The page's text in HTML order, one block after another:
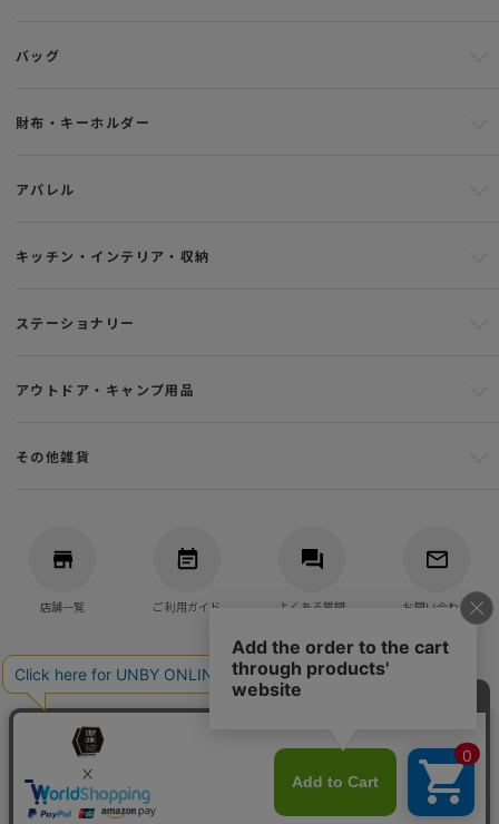
バッグ
財布・キーホルダー
アパレル
キッチン・インテリア・収納
ステーショナリー
アウトドア・キャンプ用品
その他雑貨
店舗一覧 ご利用ガイド よくある質問 お問い合わせ
バッグ・アウトドア・キャンプ用品の通販
UNBY GENERAL GOODS STORE